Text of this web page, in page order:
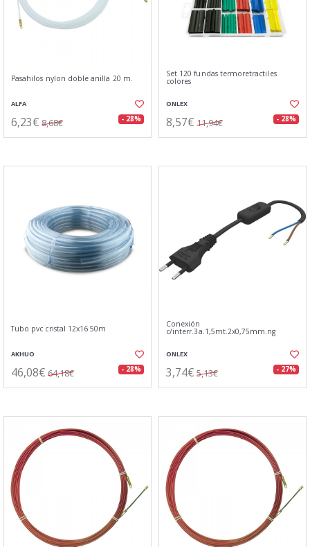
Pasahilos nylon doble anilla 20 m.
ALFA
6,23€ 8,68€ - 28%
Set 120 fundas termoretractiles
colores
ONLEX
8,57€ 11,94€ - 28%
Tubo pvc cristal 12x16 50m
AKHUO
46,08€ 64,18€ - 28%
Conexión
c/interr.3a.1,5mt.2x0,75mm.ng
ONLEX
3,74€ 5,13€ - 27%